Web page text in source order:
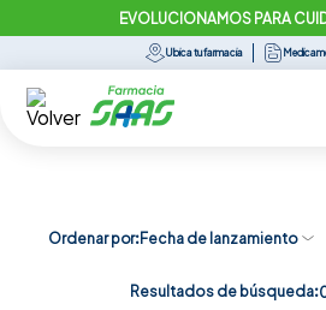
EVOLUCIONAMOS PARA
Ubica tu farmacia
Ordenar por Fecha de lanzamiento
Resultados de búsqueda: